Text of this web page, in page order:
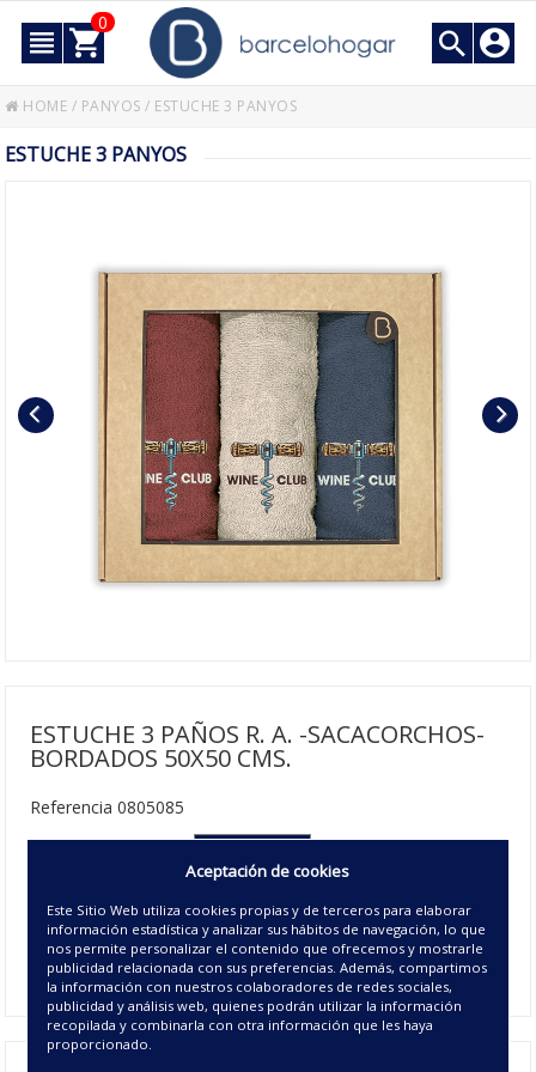
0
HOME / PANYOS / ESTUCHE 3 PANYOS
ESTUCHE 3 PANYOS
ESTUCHE 3 PAÑOS R. A. -SACACORCHOS-
BORDADOS 50X50 CMS.
Referencia 0805085
00 - UNICO
050X50 cm
17.50€ | 25 u/c.
Disponible
Aceptación de cookies
Este Sitio Web utiliza cookies propias y de terceros para elaborar
información estadística y analizar sus hábitos de navegación, lo que
nos permite personalizar el contenido que ofrecemos y mostrarle
publicidad relacionada con sus preferencias. Además, compartimos
la información con nuestros colaboradores de redes sociales,
publicidad y análisis web, quienes podrán utilizar la información
recopilada y combinarla con otra información que les haya
proporcionado.